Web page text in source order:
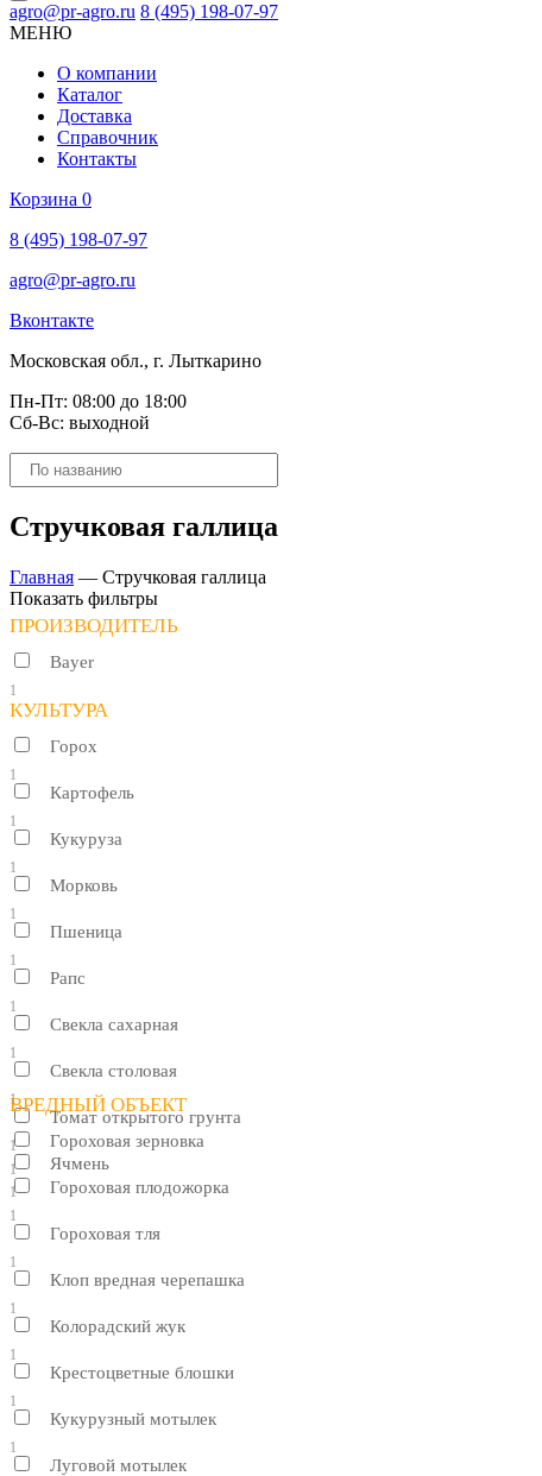
agro@pr-agro.ru 8 (495) 198-07-97
МЕНЮ
О компании
Каталог
Доставка
Справочник
Контакты
Корзина 0
8 (495) 198-07-97
agro@pr-agro.ru
Вконтакте
Московская обл., г. Лыткарино
Пн-Пт: 08:00 до 18:00
Сб-Вс: выходной
Поиск
товаров
Стручковая галлица
Главная — Стручковая галлица
Показать фильтры
ПРОИЗВОДИТЕЛЬ
Bayer
1
КУЛЬТУРА
Горох
1
Картофель
1
Кукуруза
1
Морковь
1
Пшеница
1
Рапс
1
Свекла сахарная
1
Свекла столовая
1
Томат открытого грунта
1
Ячмень
1
ВРЕДНЫЙ ОБЪЕКТ
Гороховая зерновка
1
Гороховая плодожорка
1
Гороховая тля
1
Клоп вредная черепашка
1
Колорадский жук
1
Крестоцветные блошки
1
Кукурузный мотылек
1
Луговой мотылек